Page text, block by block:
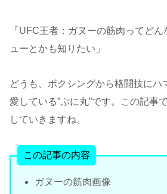
「UFC王者：ガヌーの筋肉ってど
ューとかも知りたい」
どうも、ボクシングから格闘技にハ
愛している”ぷに丸”です。この記事
していきますね。
この記事の内容
ガヌーの筋肉画像